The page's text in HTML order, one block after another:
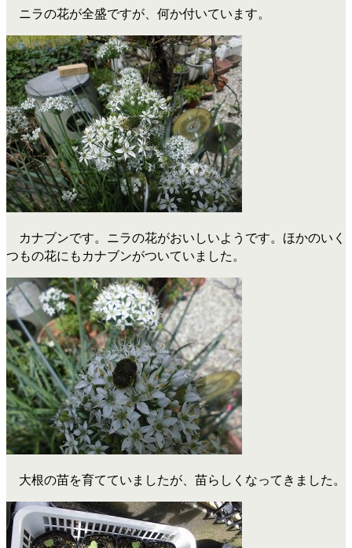
ニラの花が全盛ですが、何か付いています。
カナブンです。ニラの花がおいしいようです。ほかのいく
つもの花にもカナブンがついていました。
大根の苗を育てていましたが、苗らしくなってきました。